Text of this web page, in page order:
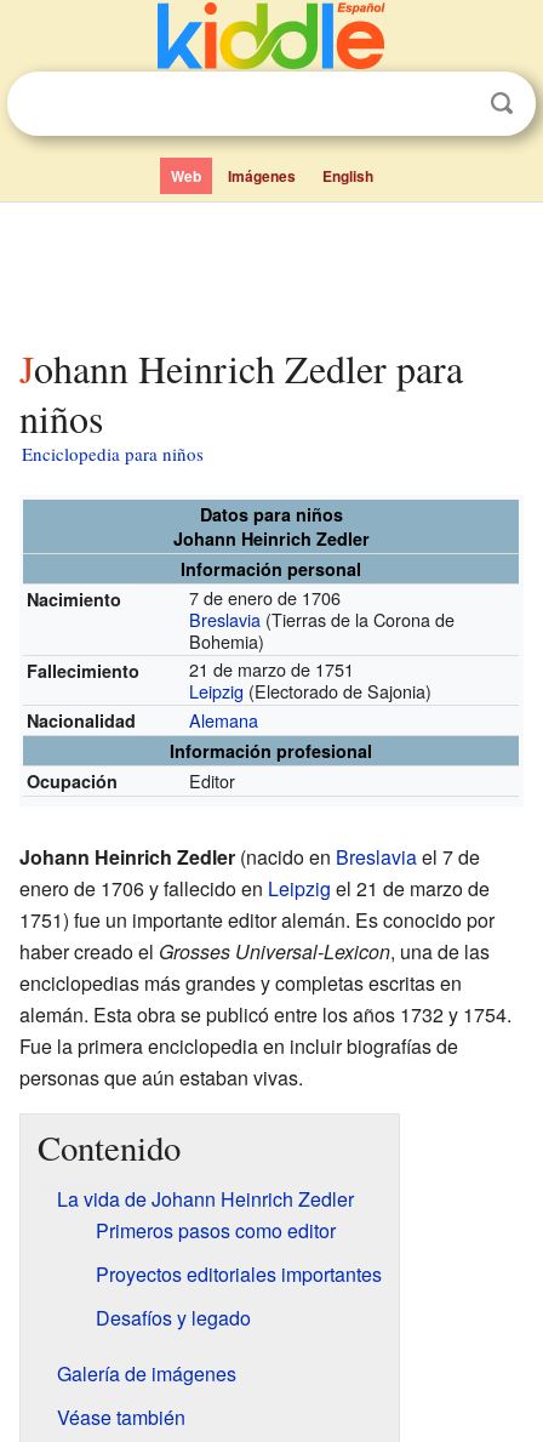
Web Imágenes English
Johann Heinrich Zedler para
niños
Enciclopedia para niños
Datos para niños
Johann Heinrich Zedler
Información personal
Nacimiento
7 de enero de 1706
Breslavia (Tierras de la Corona de
Bohemia)
Fallecimiento
21 de marzo de 1751
Leipzig (Electorado de Sajonia)
Nacionalidad Alemana
Información profesional
Ocupación
Editor
Johann Heinrich Zedler (nacido en Breslaviael 7 de
enero de 1706 y fallecido en Leipzig el 21 de marzo de
1751) fue un importante editor alemán. Es conocido por
haber creado el Grosses Universal-Lexicon, una de las
enciclopedias más grandes y completas escritas en
alemán. Esta obra se publicó entre los años 1732 y 1754.
Fue la primera enciclopedia en incluir biografías de
personas que aún estaban vivas.
Contenido
La vida de Johann Heinrich Zedler
Primeros pasos como editor
Proyectos editoriales importantes
Desafíos y legado
Galería de imágenes
Véase también